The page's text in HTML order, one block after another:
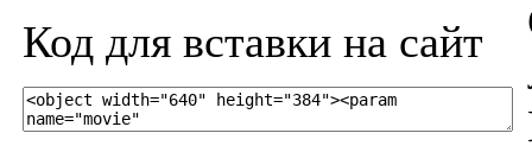
Код для вставки на сайт